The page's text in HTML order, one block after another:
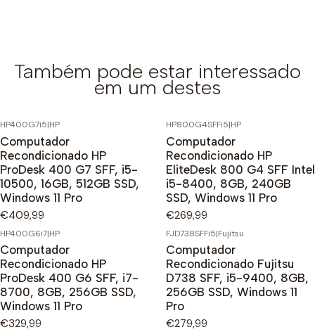
Também pode estar interessado
em um destes
HP400G7i5|HP
Computador
Recondicionado HP
ProDesk 400 G7 SFF, i5-
10500, 16GB, 512GB SSD,
Windows 11 Pro
€409,99
HP800G4SFFi5|HP
Computador
Recondicionado HP
EliteDesk 800 G4 SFF Intel
i5-8400, 8GB, 240GB
SSD, Windows 11 Pro
€269,99
HP400G6i7|HP
Computador
Recondicionado HP
ProDesk 400 G6 SFF, i7-
8700, 8GB, 256GB SSD,
Windows 11 Pro
€329,99
FJD738SFFi5|Fujitsu
Computador
Recondicionado Fujitsu
D738 SFF, i5-9400, 8GB,
256GB SSD, Windows 11
Pro
€279,99